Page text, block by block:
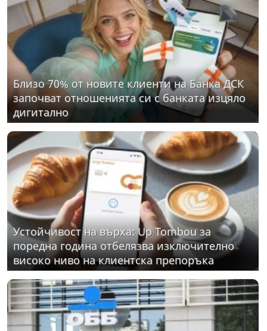
Близо 70% от новите клиенти на Банка ДСК
започват отношенията си с банката изцяло
дигитално
Устойчивост на върха: Up Tombou за
поредна година отбелязва изключително
високо ниво на клиентска препоръка